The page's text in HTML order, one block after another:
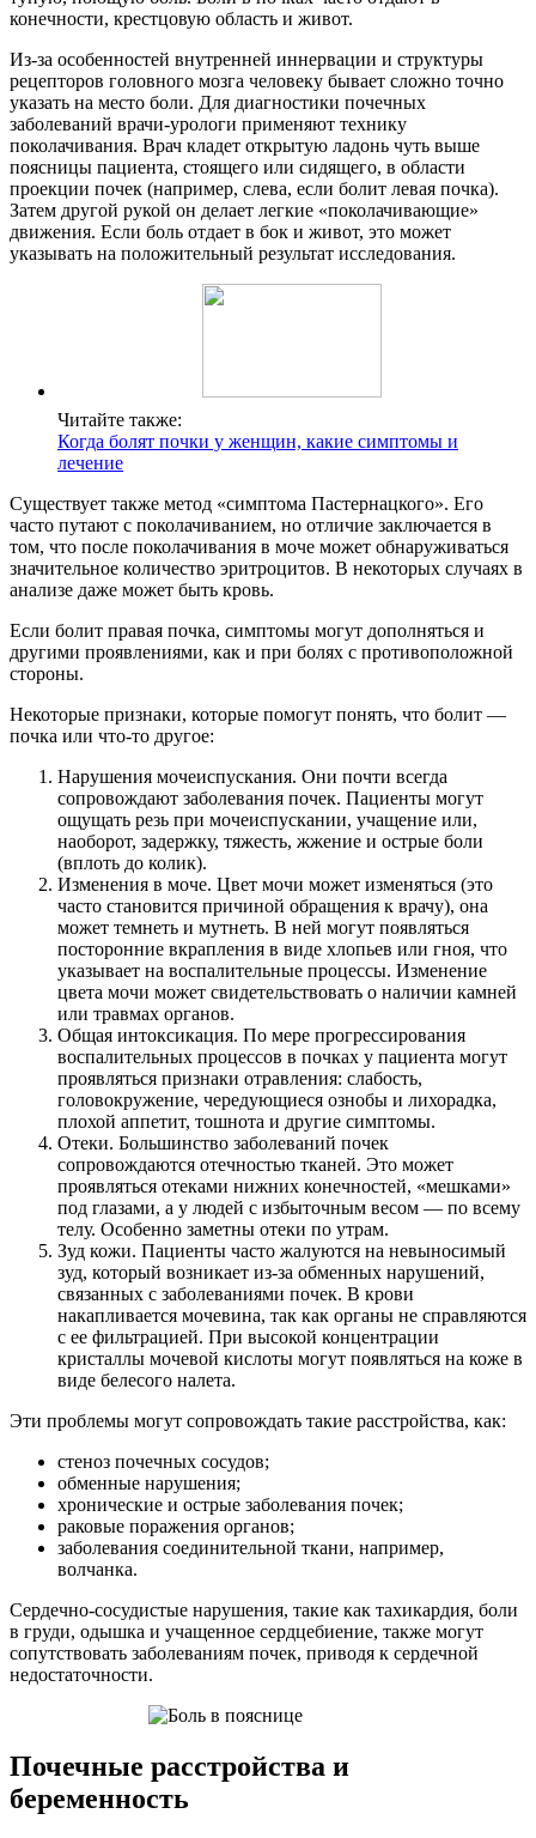
конечности, крестцовую область и живот.
Из-за особенностей внутренней иннервации и структуры
рецепторов головного мозга человеку бывает сложно точно
указать на место боли. Для диагностики почечных
заболеваний врачи-урологи применяют технику
поколачивания. Врач кладет открытую ладонь чуть выше
поясницы пациента, стоящего или сидящего, в области
проекции почек (например, слева, если болит левая почка).
Затем другой рукой он делает легкие «поколачивающие»
движения. Если боль отдает в бок и живот, это может
указывать на положительный результат исследования.
Читайте также:
Когда болят почки у женщин, какие симптомы и
лечение
Существует также метод «симптома Пастернацкого». Его
часто путают с поколачиванием, но отличие заключается в
том, что после поколачивания в моче может обнаруживаться
значительное количество эритроцитов. В некоторых случаях в
анализе даже может быть кровь.
Если болит правая почка, симптомы могут дополняться и
другими проявлениями, как и при болях с противоположной
стороны.
Некоторые признаки, которые помогут понять, что болит —
почка или что-то другое:
Нарушения мочеиспускания. Они почти всегда
сопровождают заболевания почек. Пациенты могут
ощущать резь при мочеиспускании, учащение или,
наоборот, задержку, тяжесть, жжение и острые боли
(вплоть до колик).
Изменения в моче. Цвет мочи может изменяться (это
часто становится причиной обращения к врачу), она
может темнеть и мутнеть. В ней могут появляться
посторонние вкрапления в виде хлопьев или гноя, что
указывает на воспалительные процессы. Изменение
цвета мочи может свидетельствовать о наличии камней
или травмах органов.
Общая интоксикация. По мере прогрессирования
воспалительных процессов в почках у пациента могут
проявляться признаки отравления: слабость,
головокружение, чередующиеся ознобы и лихорадка,
плохой аппетит, тошнота и другие симптомы.
Отеки. Большинство заболеваний почек
сопровождаются отечностью тканей. Это может
проявляться отеками нижних конечностей, «мешками»
под глазами, а у людей с избыточным весом — по всему
телу. Особенно заметны отеки по утрам.
Зуд кожи. Пациенты часто жалуются на невыносимый
зуд, который возникает из-за обменных нарушений,
связанных с заболеваниями почек. В крови
накапливается мочевина, так как органы не справляются
с ее фильтрацией. При высокой концентрации
кристаллы мочевой кислоты могут появляться на коже в
виде белесого налета.
Эти проблемы могут сопровождать такие расстройства, как:
стеноз почечных сосудов;
обменные нарушения;
хронические и острые заболевания почек;
раковые поражения органов;
заболевания соединительной ткани, например,
волчанка.
Сердечно-сосудистые нарушения, такие как тахикардия, боли
в груди, одышка и учащенное сердцебиение, также могут
сопутствовать заболеваниям почек, приводя к сердечной
недостаточности.
Почечные расстройства и
беременность